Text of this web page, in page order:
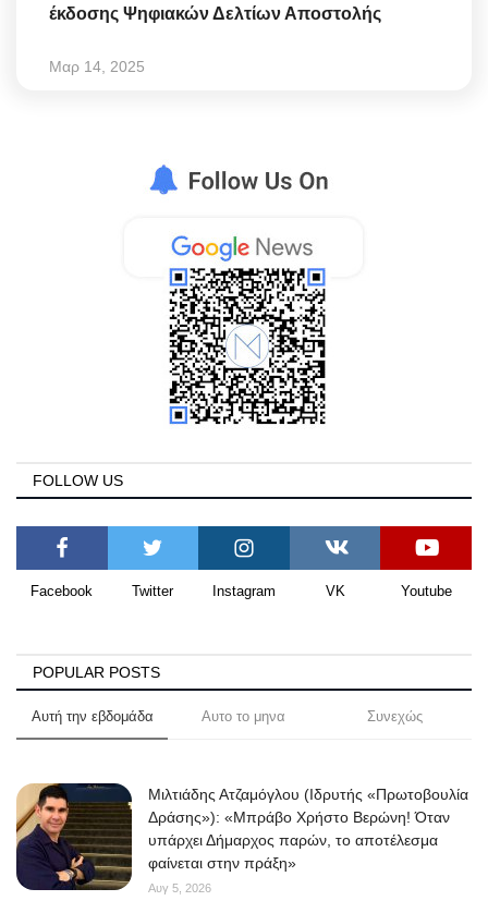
έκδοσης Ψηφιακών Δελτίων Αποστολής
Μαρ 14, 2025
FOLLOW US
Facebook Twitter Instagram VK Youtube
POPULAR POSTS
Αυτή την εβδομάδα Αυτο το μηνα Συνεχώς
Μιλτιάδης Ατζαμόγλου (Ιδρυτής «Πρωτοβουλία
Δράσης»): «Μπράβο Χρήστο Βερώνη! Όταν
υπάρχει Δήμαρχος παρών, το αποτέλεσμα
φαίνεται στην πράξη»
Αυγ 5, 2026